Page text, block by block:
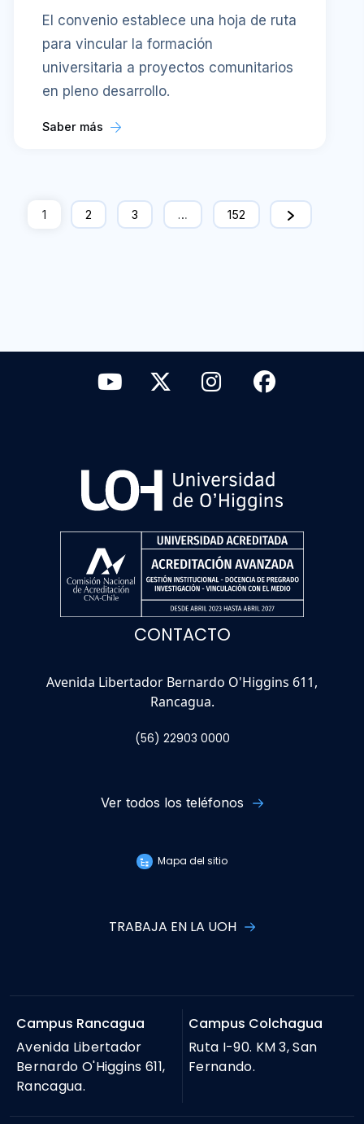
El convenio establece una hoja de ruta
para vincular la formación
universitaria a proyectos comunitarios
en pleno desarrollo.
Saber más
1 2 3 … 152
CONTACTO
Avenida Libertador Bernardo O'Higgins 611,
Rancagua.
(56) 22903 0000
Ver todos los teléfonos
Mapa del sitio
TRABAJA EN LA UOH
Campus Rancagua
Avenida Libertador
Bernardo O'Higgins 611,
Rancagua.
Campus Colchagua
Ruta I-90. KM 3, San
Fernando.